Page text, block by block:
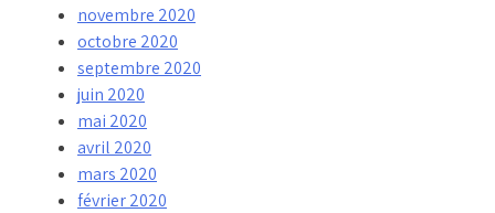
novembre 2020
octobre 2020
septembre 2020
juin 2020
mai 2020
avril 2020
mars 2020
février 2020